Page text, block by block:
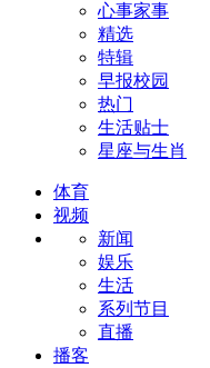
心事家事
精选
特辑
早报校园
热门
生活贴士
星座与生肖
体育
视频
新闻
娱乐
生活
系列节目
直播
播客